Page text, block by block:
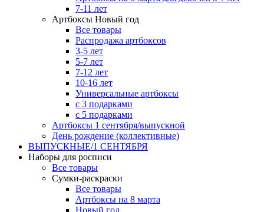
7-11 лет
Артбоксы Новый год
Все товары
Распродажа артбоксов
3-5 лет
5-7 лет
7-12 лет
10-16 лет
Универсальные артбоксы
с 3 подарками
с 5 подарками
Артбоксы 1 сентября/выпускной
День рождение (коллективные)
ВЫПУСКНЫЕ/1 СЕНТЯБРЯ
Наборы для росписи
Все товары
Сумки-раскраски
Все товары
Артбоксы на 8 марта
Новый год